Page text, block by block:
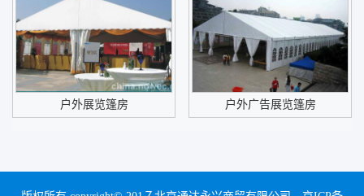
户外展览篷房 户外广告展览篷房